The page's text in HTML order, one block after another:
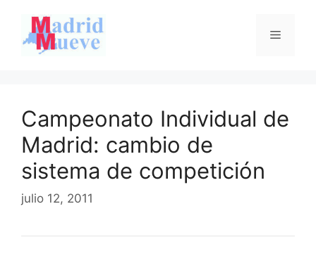
contenido
Menú
Campeonato Individual de
Madrid: cambio de
sistema de competición
julio 12, 2011